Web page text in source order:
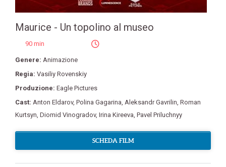
Maurice - Un topolino al museo
90 min
Genere: Animazione
Regia: Vasiliy Rovenskiy
Produzione: Eagle Pictures
Cast: Anton Eldarov, Polina Gagarina Aleksandr Gavrilin Roman
Kurtsyn Diomid Vinogradov, Irina Kireeva Pavel Priluchnyy
SCHEDA FILM